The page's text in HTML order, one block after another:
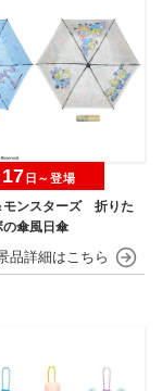
モンスターズ 折りた
傘風日傘
17 日～登場